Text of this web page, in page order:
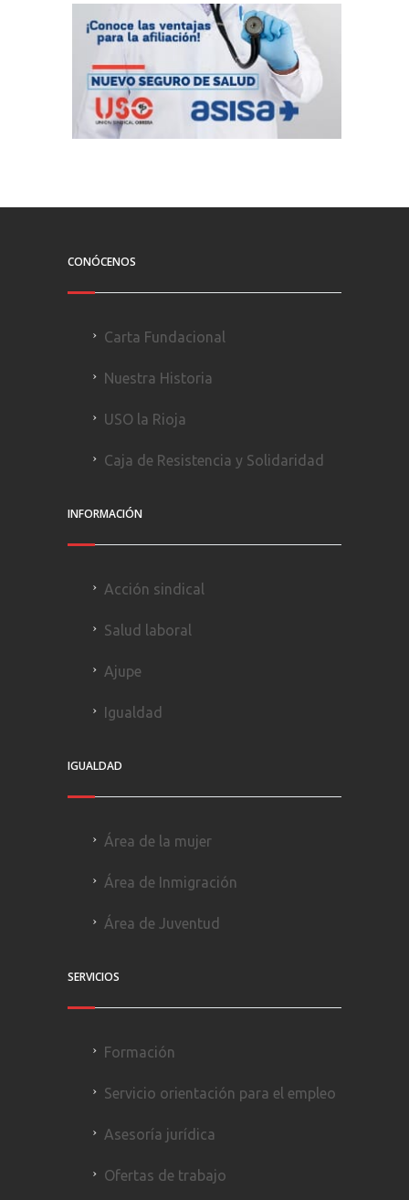
CONÓCENOS
Carta Fundacional
Nuestra Historia
USO la Rioja
Caja de Resistencia y Solidaridad
INFORMACIÓN
Acción sindical
Salud laboral
Ajupe
Igualdad
IGUALDAD
Área de la mujer
Área de Inmigración
Área de Juventud
SERVICIOS
Formación
Servicio orientación para el empleo
Asesoría jurídica
Ofertas de trabajo